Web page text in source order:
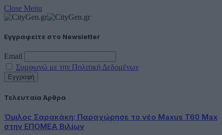
Close Menu
Εγγραφείτε στο Newsletter
Email
Συμφωνώ με την Πολιτική Δεδομένων
Τελευταία Άρθρα
Όμιλος Σαρακάκη: Παραχώρησε το νέο Maxus T60 Max
στην ΕΠΟΜΕΑ Βιλίων